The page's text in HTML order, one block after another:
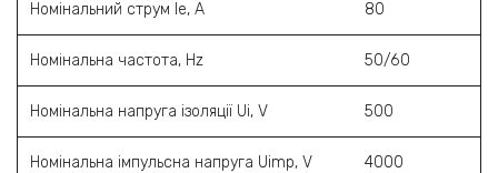
Номінальний струм Ie, A 80
Номінальна частота, Hz 50/60
Номінальна напруга ізоляції Ui, V 500
Номінальна імпульсна напруга Uimp, V 4000